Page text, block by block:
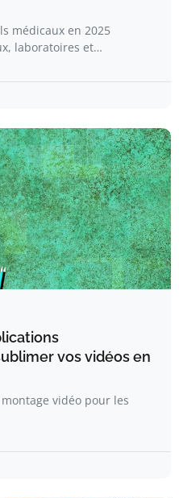
médicaux en 2025
laboratoires et…
vos vidéos en
montage vidéo pour les